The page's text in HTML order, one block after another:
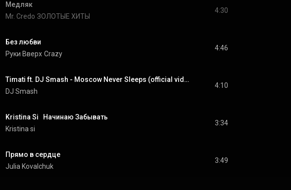
Медляк
Mr. Credo ЗОЛОТЫЕ ХИТЫ
4:30
Без любви
Руки Вверх Crazy
4:46
Timati ft. DJ Smash - Moscow Never Sleeps (official video) (feat. Timati)
DJ Smash
4:10
Kristina Si   Начинаю Забывать
Kristina si
3:34
Прямо в сердце
Julia Kovalchuk
3:49